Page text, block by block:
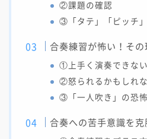
②課題の確認
③「タテ」「ピッチ
合奏練習が怖い！その
①上手く演奏できな
②怒られるかもしれ
③「一人吹き」の恐怖
合奏への苦手意識を克